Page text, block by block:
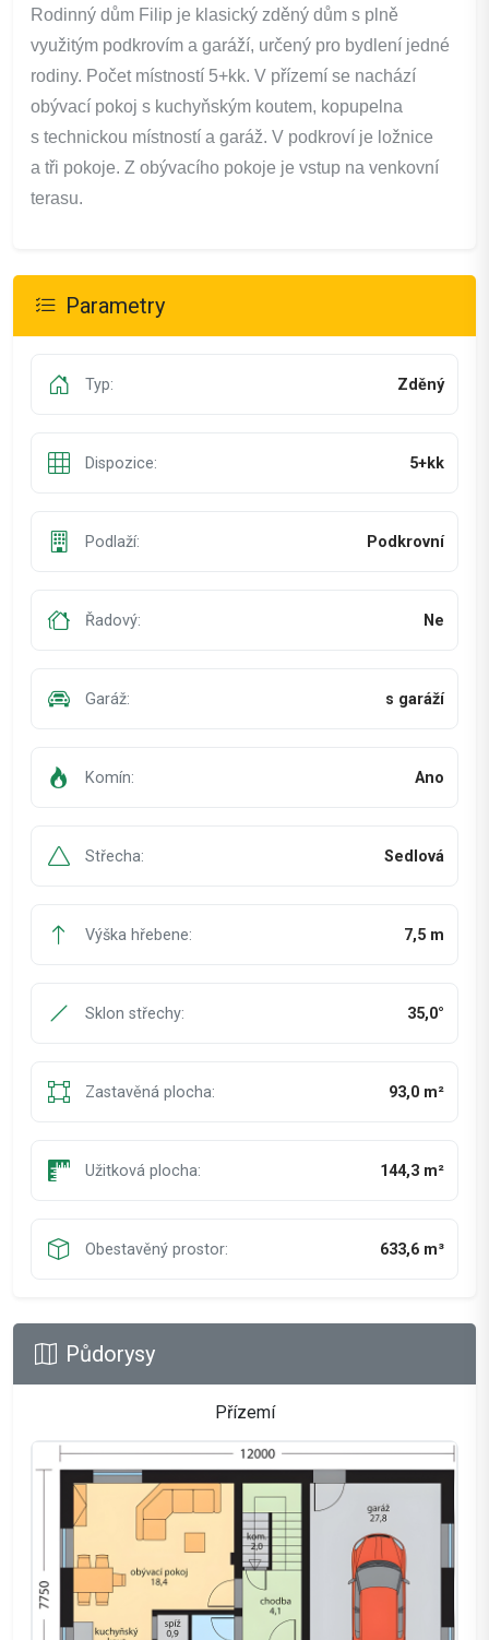
Rodinný dům Filip je klasický zděný dům s plně
využitým podkrovím a garáží, určený pro bydlení jedné
rodiny. Počet místností 5+kk. V přízemí se nachází
obývací pokoj s kuchyňským koutem, kopupelna
s technickou místností a garáž. V podkroví je ložnice
a tři pokoje. Z obývacího pokoje je vstup na venkovní
terasu.
Parametry
Typ: Zděný
Dispozice: 5+kk
Podlaží: Podkrovní
Řadový: Ne
Garáž: s garáží
Komín: Ano
Střecha: Sedlová
Výška hřebene: 7,5 m
Sklon střechy: 35,0°
Zastavěná plocha: 93,0 m²
Užitková plocha: 144,3 m²
Obestavěný prostor: 633,6 m³
Půdorysy
Přízemí